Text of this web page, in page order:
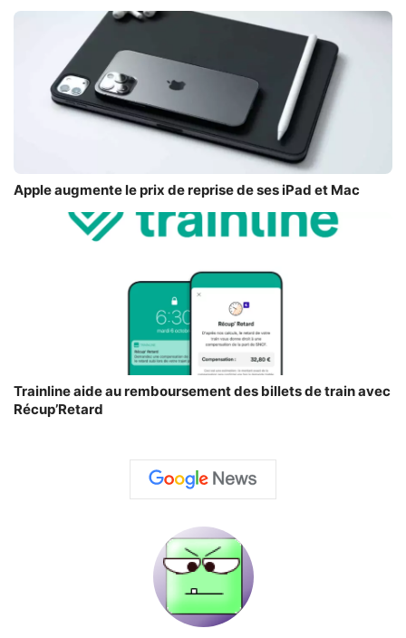
Apple augmente le prix de reprise de ses iPad et Mac
Trainline aide au remboursement des billets de train avec
Récup’Retard